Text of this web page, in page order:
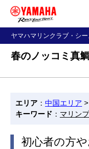
ヤマハマリンクラブ・シ
春のノッコミ真
エリア ： 中国エリア >
キーワード ： マリン
初心者の方